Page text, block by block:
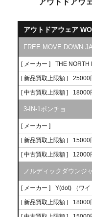
アウトドアウ
アウトドアウェア
FREE MOVE DOWN
[ メーカー ] THE NORTH
[ 新品買取上限額 ] 25000
[ 中古買取上限額 ] 18000
3-IN-1ポンチョ
[ メーカー ]
[ 新品買取上限額 ] 15000
[ 中古買取上限額 ] 12000
ノルディックダウンジ
[ メーカー ] Y(dot) （ワイ
[ 新品買取上限額 ] 18000